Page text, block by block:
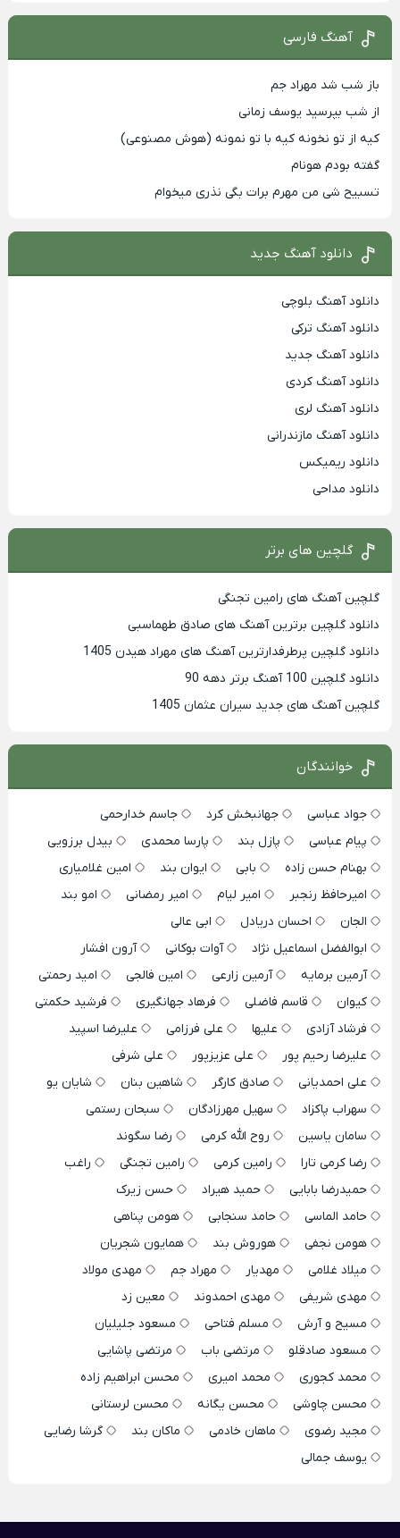
آهنگ فارسی
باز شب شد مهراد جم
از شب بپرسید یوسف زمانی
کیه از تو نخونه کیه با تو نمونه (هوش مصنوعی)
گفته بودم هونام
تسبیح شی من مهرم برات بگی نذری میخوام
دانلود آهنگ جدید
دانلود آهنگ بلوچی
دانلود آهنگ ترکی
دانلود آهنگ جدید
دانلود آهنگ کردی
دانلود آهنگ لری
دانلود آهنگ مازندرانی
دانلود ریمیکس
دانلود مداحی
گلچین های برتر
گلچین آهنگ های رامین تجنگی
دانلود گلچین برترین آهنگ های صادق طهماسبی
دانلود گلچین پرطرفدارترین آهنگ های مهراد هیدن 1405
دانلود گلچین 100 آهنگ برتر دهه 90
گلچین آهنگ های جدید سیران عثمان 1405
خوانندگان
جواد عباسی جهانبخش کرد
جاسم خدارحمی
پیام عباسی
پازل بند پارسا محمدی
بیدل برزویی
بهنام حسن زاده
بابی ایوان بند
امین غلامیاری
امیرحافظ رنجبر
امیر لیام امیر رمضانی
امو بند
الجان
احسان دریادل
ابی عالی
ابوالفضل اسماعیل نژاد
آوات بوکانی
آرون افشار
آرمین برمایه
آرمین زارعی امین فالجی
امید رحمتی
کیوان
قاسم فاضلی فرهاد جهانگیری
فرشید حکمتی
فرشاد آزادی
علیها علی فرزامی
علیرضا اسپید
علیرضا رحیم پور
علی عزیزپور
علی شرفی
علی احمدیانی
صادق کارگر شاهین بنان
شایان یو
سهراب پاکزاد
سهیل مهرزادگان
سبحان رستمی
سامان یاسین
روح الله کرمی
رضا سگوند
رضا کرمی تارا
رامین کرمی رامین تجنگی
راغب
حمیدرضا بابایی
حمید هیراد
حسن زیرک
حامد الماسی
حامد سنجابی
هومن پناهی
هومن نجفی
هوروش بند
همایون شجریان
میلاد غلامی
مهدیار مهراد جم
مهدی مولاد
مهدی شریفی
مهدی احمدوند
معین زد
مسیح و آرش
مسلم فتاحی
مسعود جلیلیان
مسعود صادقلو
مرتضی باب
مرتضی پاشایی
محمد کجوری
محمد امیری
محسن ابراهیم زاده
محسن چاوشی
محسن یگانه
محسن لرستانی
مجید رضوی
ماهان خادمی ماکان بند
گرشا رضایی
یوسف جمالی